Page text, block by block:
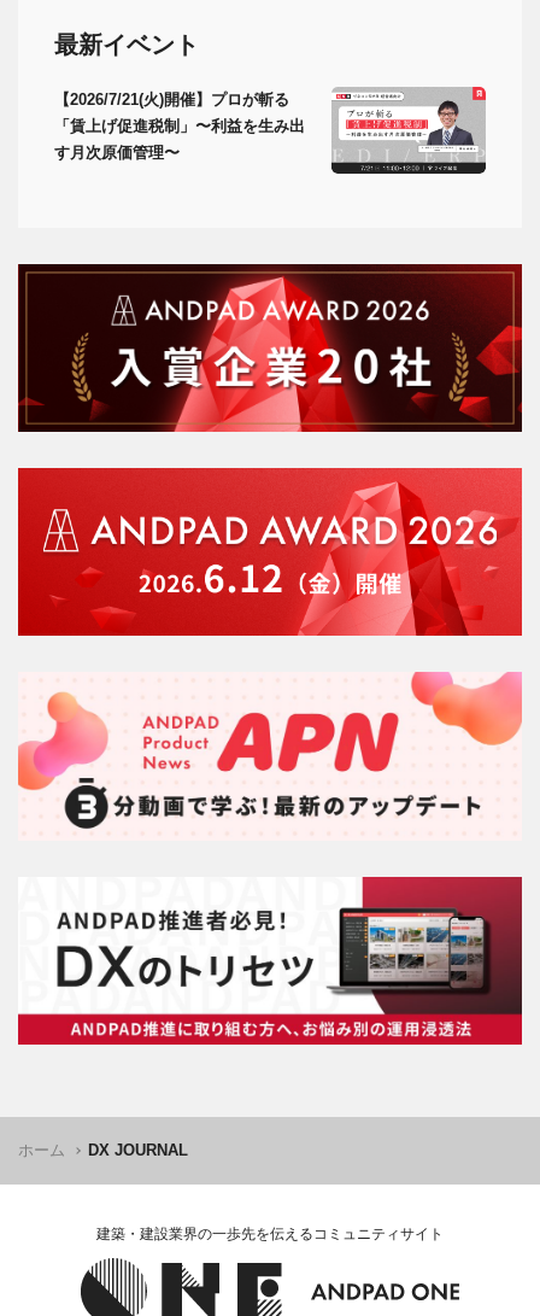
最新イベント
【2026/7/21(火)開催】プロが斬る
「賃上げ促進税制」〜利益を生み出
す月次原価管理〜
ホーム DX JOURNAL
建築・建設業界の一歩先を伝えるコミュニティサイト